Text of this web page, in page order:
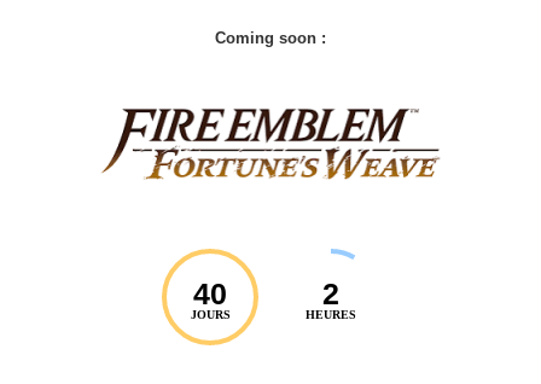
Coming soon :
40
JOURS
2
HEURES